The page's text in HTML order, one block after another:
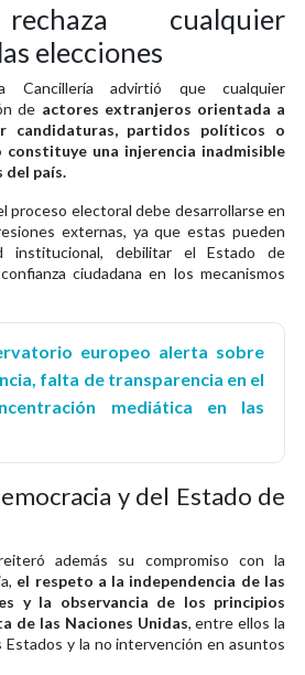
cualquier
elecciones
advirtió que cualquier
de actores extranjeros orientada a
candidaturas, partidos políticos o
una injerencia inadmisible
del país.
proceso electoral debe desarrollarse en
externas, ya que estas pueden
institucional, debilitar el Estado de
ciudadana en los mecanismos
europeo alerta sobre
falta de transparencia en el
mediática en las
y del Estado de
además su compromiso con la
el respeto a la independencia de las
y la observancia de los principios
de las Naciones Unidas, entre ellos la
Estados y la no intervención en asuntos